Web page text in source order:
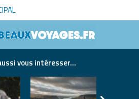
vous intéresser...